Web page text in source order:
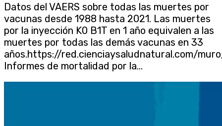
Datos del VAERS sobre todas las muertes por
vacunas desde 1988 hasta 2021. Las muertes
por la inyección K0 B1T en 1 año equivalen a las
muertes por todas las demás vacunas en 33
años.https://red.cienciaysaludnatural.com/
Informes de mortalidad por la...